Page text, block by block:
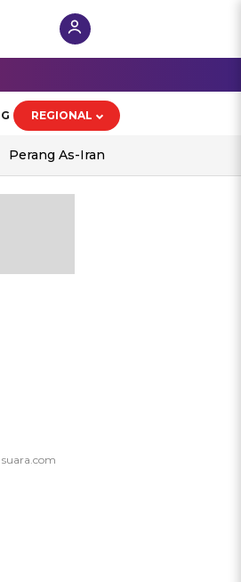
REGIONAL
Perang As-Iran